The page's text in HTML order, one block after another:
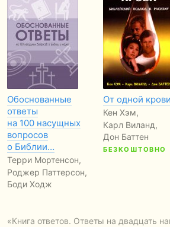
Обоснованные
ответы
на 100 насущных
вопросов
о Библии…
Терри Мортенсон,
Роджер Паттерсон,
Боди Ходж
От одной крови
Кен Хэм,
Карл Виланд,
Дон Баттен
БЕЗКОШТОВНО
«Книга ответов. Ответы на двадцать